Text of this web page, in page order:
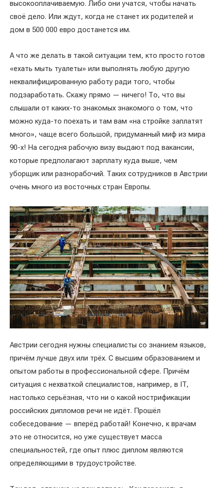
высокооплачиваемую. Либо они учатся, чтобы начать
своё дело. Или ждут, когда не станет их родителей и
дом в 500 000 евро достанется им.
А что же делать в такой ситуации тем, кто просто готов
«ехать мыть туалеты» или выполнять любую другую
неквалифицированную работу ради того, чтобы
подзаработать. Скажу прямо — ничего! То, что вы
слышали от каких-то знакомых знакомого о том, что
можно куда-то поехать и там вам «на стройке заплатят
много», чаще всего большой, придуманный миф из мира
90-х! На сегодня рабочую визу выдают под вакансии,
которые предполагают зарплату куда выше, чем
уборщик или разнорабочий. Таких сотрудников в Австрии
очень много из восточных стран Европы.
Австрии сегодня нужны специалисты со знанием языков,
причём лучше двух или трёх. С высшим образованием и
опытом работы в профессиональной сфере. Причём
ситуация с нехваткой специалистов, например, в IT,
настолько серьёзная, что ни о какой нострификации
российских дипломов речи не идёт. Прошёл
собеседование — вперёд работай! Конечно, к врачам
это не относится, но уже существует масса
специальностей, где опыт плюс диплом являются
определяющими в трудоустройстве.